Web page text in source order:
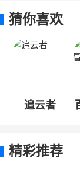
猜你喜欢
追云者
精彩推荐